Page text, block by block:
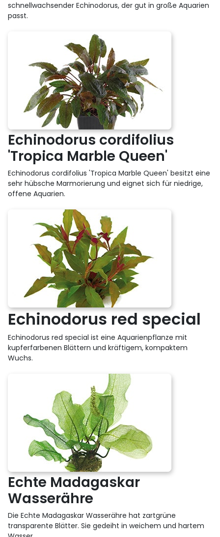
schnellwachsender Echinodorus, der gut in große Aquarien
passt.
Echinodorus cordifolius
'Tropica Marble Queen'
Echinodorus cordifolius 'Tropica Marble Queen' besitzt eine
sehr hübsche Marmorierung und eignet sich für niedrige,
offene Aquarien.
Echinodorus red special
Echinodorus red special ist eine Aquarienpflanze mit
kupferfarbenen Blättern und kräftigem, kompaktem
Wuchs.
Echte Madagaskar
Wasserähre
Die Echte Madagaskar Wasserähre hat zartgrüne
transparente Blätter. Sie gedeiht in weichem und hartem